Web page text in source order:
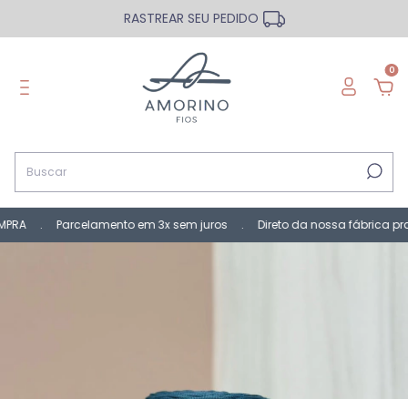
RASTREAR SEU PEDIDO
0
. Parcelamento em 3x sem juros . Direto da nossa fábrica pra